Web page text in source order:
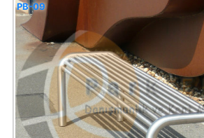
PB-09